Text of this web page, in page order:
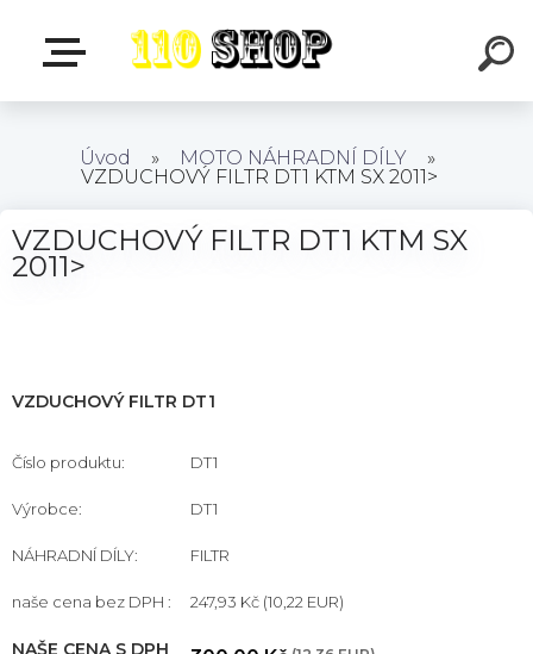
Úvod » MOTO NÁHRADNÍ DÍLY
»
VZDUCHOVÝ FILTR DT1 KTM SX 2011>
VZDUCHOVÝ FILTR DT1 KTM SX
2011>
VZDUCHOVÝ FILTR DT1
Číslo produktu: DT1
Výrobce: DT1
NÁHRADNÍ DÍLY: FILTR
naše cena bez DPH : 247,93 Kč (10,22 EUR)
NAŠE CENA S DPH